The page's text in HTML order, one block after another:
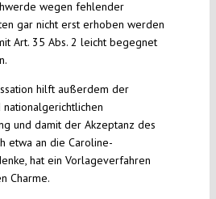
wegen fehlender
gar nicht erst erhoben werden
Art. 35 Abs. 2 leicht begegnet
hilft außerdem der
und damit der Akzeptanz des
etwa an die Caroline-
hat ein Vorlageverfahren
Charme.